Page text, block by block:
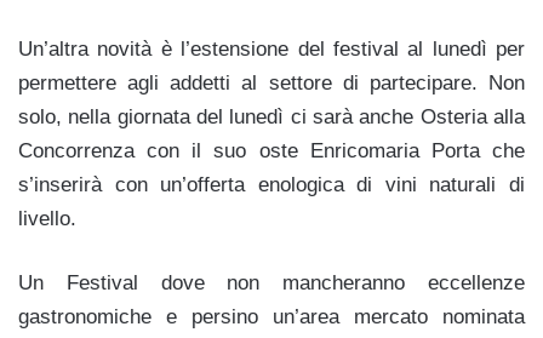
Un’altra novità è l’estensione del festival al lunedì per
permettere agli addetti al settore di partecipare. Non
solo, nella giornata del lunedì ci sarà anche Osteria alla
Concorrenza con il suo oste Enricomaria Porta che
s’inserirà con un’offerta enologica di vini naturali di
livello.
Un Festival dove non mancheranno eccellenze
gastronomiche e persino un’area mercato nominata